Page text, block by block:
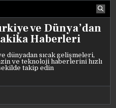
ve Dünya’dan
Haberleri
dünyadan sıcak gelişmeleri,
ve teknoloji haberlerini hızlı
takip edin